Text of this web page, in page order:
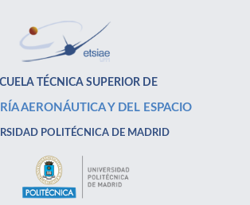
TÉCNICA SUPERIOR DE
AERONÁUTICA Y DEL ESPACIO
POLITÉCNICA DE MADRID